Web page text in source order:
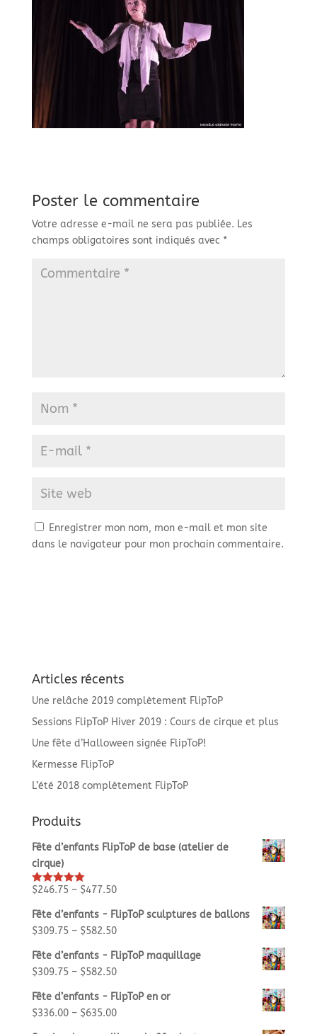
Poster le commentaire
Votre adresse e-mail ne sera pas publiée. Les
champs obligatoires sont indiqués avec *
Enregistrer mon nom, mon e-mail et mon site
dans le navigateur pour mon prochain commentaire.
Articles récents
Une relâche 2019 complètement FlipToP
Sessions FlipToP Hiver 2019 : Cours de cirque et plus
Une fête d’Halloween signée FlipToP!
Kermesse FlipToP
L’été 2018 complètement FlipToP
Produits
Fête d’enfants FlipToP de base (atelier de
cirque)
Rated 5.00
$246.75– $477.50
Fête d’enfants - FlipToP sculptures de ballons
$309.75– $582.50
Fête d’enfants - FlipToP maquillage
$309.75– $582.50
Fête d’enfants - FlipToP en or
$336.00– $635.00